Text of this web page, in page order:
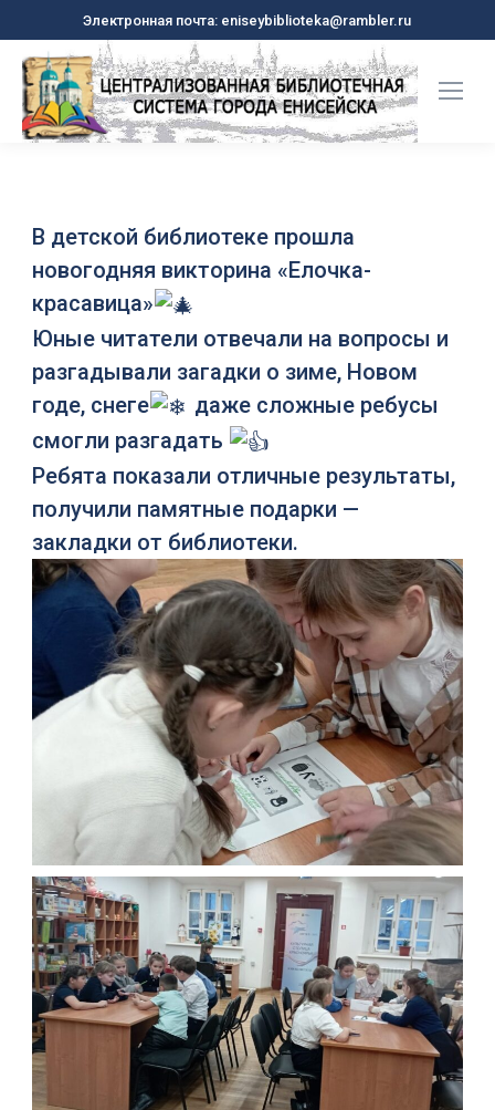
Электронная почта: eniseybiblioteka@rambler.ru
В детской библиотеке прошла
новогодняя викторина «Елочка-
красавица»
Юные читатели отвечали на вопросы и
разгадывали загадки о зиме, Новом
годе, снеге
даже сложные ребусы
смогли разгадать
Ребята показали отличные результаты,
получили памятные подарки —
закладки от библиотеки.